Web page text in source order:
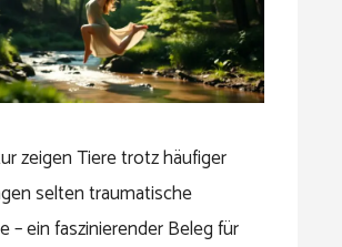
zeigen Tiere trotz häufiger
selten traumatische
– ein faszinierender Beleg für